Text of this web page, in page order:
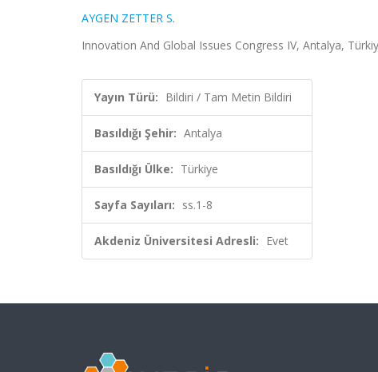
AYGEN ZETTER S.
Innovation And Global Issues Congress IV, Antalya,
Yayın Türü: Bildiri / Tam Metin Bildiri
Basıldığı Şehir: Antalya
Basıldığı Ülke: Türkiye
Sayfa Sayıları: ss.1-8
Akdeniz Üniversitesi Adresli: Evet